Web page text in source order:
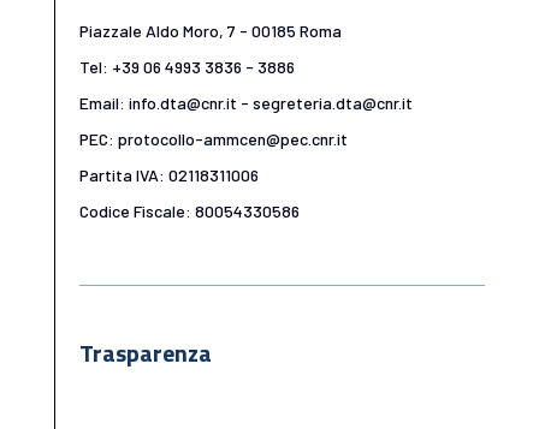
Piazzale Aldo Moro, 7 - 00185 Roma
Tel: +39 06 4993 3836 - 3886
Email: info.dta@cnr.it - segreteria.dta@cnr.it
PEC: protocollo-ammcen@pec.cnr.it
Partita IVA: 02118311006
Codice Fiscale: 80054330586
Trasparenza